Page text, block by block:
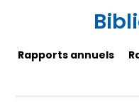
Rapports annuels